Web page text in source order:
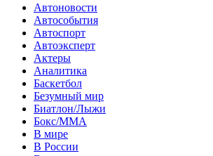
Автоновости
Автособытия
Автоспорт
Автоэксперт
Актеры
Аналитика
Баскетбол
Безумный мир
Биатлон/Лыжи
Бокс/MMA
В мире
В России